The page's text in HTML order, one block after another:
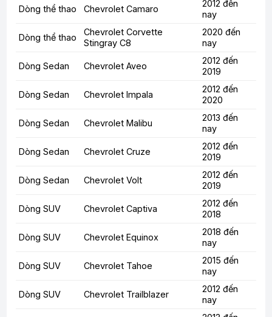
Dòng thể thao Chevrolet Camaro
2012 đến
nay
Dòng thể thao
Chevrolet Corvette
Stingray C8
2020 đến
nay
Dòng Sedan Chevrolet Aveo
2012 đến
2019
Dòng Sedan Chevrolet Impala
2012 đến
2020
Dòng Sedan Chevrolet Malibu
2013 đến
nay
Dòng Sedan Chevrolet Cruze
2012 đến
2019
Dòng Sedan Chevrolet Volt
2012 đến
2019
Dòng SUV Chevrolet Captiva
2012 đến
2018
Dòng SUV Chevrolet Equinox
2018 đến
nay
Dòng SUV Chevrolet Tahoe
2015 đến
nay
Dòng SUV Chevrolet Trailblazer
2012 đến
nay